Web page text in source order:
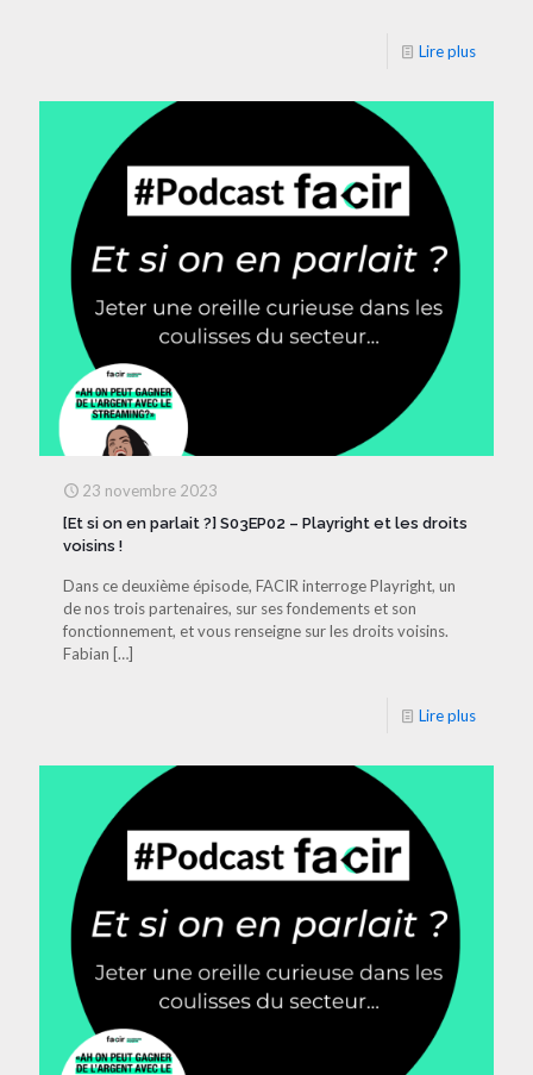
Lire plus
23 novembre 2023
[Et si on en parlait ?] S03EP02 – Playright et les droits
voisins !
Dans ce deuxième épisode, FACIR interroge Playright, un
de nos trois partenaires, sur ses fondements et son
fonctionnement, et vous renseigne sur les droits voisins.
Fabian […]
Lire plus